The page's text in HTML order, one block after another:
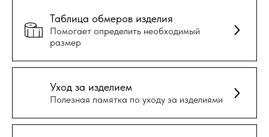
Таблица обмеров изделия
Помогает определить необходимый
размер
Уход за изделием
Полезная памятка по уходу за изделиями